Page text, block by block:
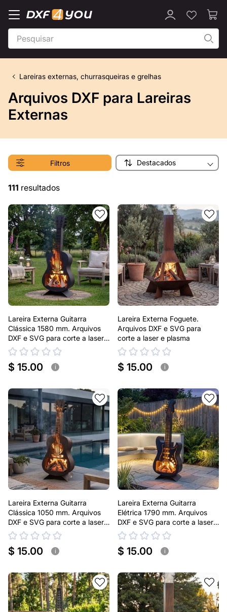
Lareiras externas, churrasqueiras e grelhas
Arquivos DXF para Lareiras
Externas
Filtros Destacados
111 resultados
Lareira Externa Guitarra
Clássica 1580 mm. Arquivos
DXF e SVG para corte a laser
e plasma
$ 15.00 i
Lareira Externa Foguete.
Arquivos DXF e SVG para
corte a laser e plasma
$ 15.00 i
Lareira Externa Guitarra
Clássica 1050 mm. Arquivos
DXF e SVG para corte a laser
e plasma
$ 15.00 i
Lareira Externa Guitarra
Elétrica 1790 mm. Arquivos
DXF e SVG para corte a laser
e plasma
$ 15.00 i